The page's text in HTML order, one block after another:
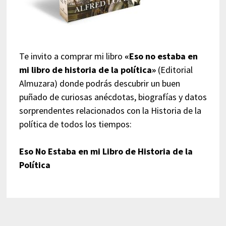
Te invito a comprar mi libro «Eso no estaba en
mi libro de historia de la política»(Editorial
Almuzara) donde podrás descubrir un buen
puñado de curiosas anécdotas, biografías y datos
sorprendentes relacionados con la Historia de la
política de todos los tiempos:
Eso No Estaba en mi Libro de Historia de la
Política